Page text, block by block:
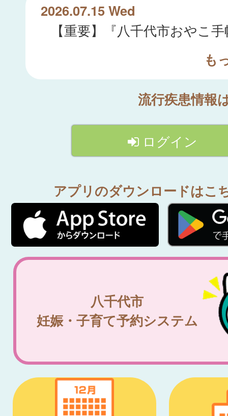
2026.07.15 Wed
も
流行疾患情報
ログイン
アプリのダウンロードはこ
八千代市
妊娠・子育て予約システム